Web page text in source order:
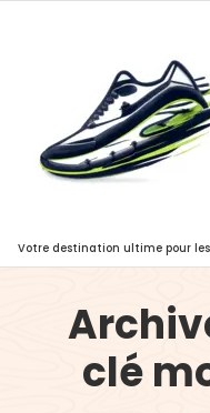
Votre destination ultime pour les
clé